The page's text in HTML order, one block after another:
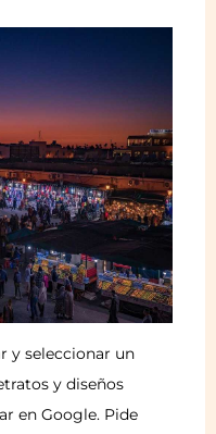
y seleccionar un
y diseños
en Google. Pide